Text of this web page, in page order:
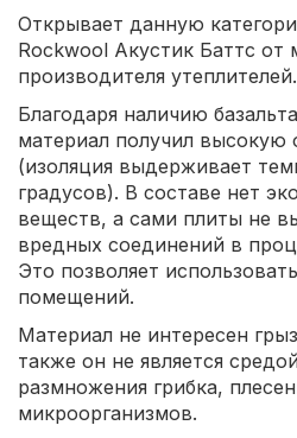
Открывает данную
Rockwool Акустик Баттс от
производителя утеплителей.
Благодаря наличию
материал получил высокую
(изоляция выдерживает
градусов). В составе нет
веществ, а сами плиты не
вредных соединений в
Это позволяет
помещений.
Материал не интересен
также он не является
размножения грибка,
микроорганизмов.